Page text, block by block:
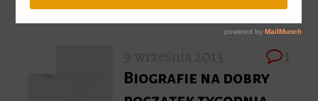
Biografie na dobry